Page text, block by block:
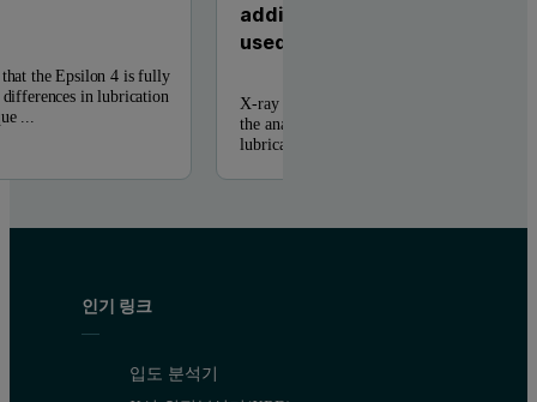
the Epsilon 4 is fully
in lubrication
...
additives and wear metals in
used lubrication oils
X-ray fluorescence spectrometry (XRF) is
the analysis of additives and wear metals in
lubrication ...
인기 링크
입도 분석기